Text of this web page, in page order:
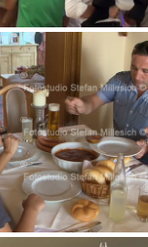
v 11m58s234